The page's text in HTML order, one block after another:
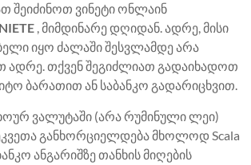
შეიძინოთ ვინეტი ონლაინ
, მიმდინარე დღიდან. ადრე, მისი
იყო ძალაში შესვლამდე არა
ადრე. თქვენ შეგიძლიათ გადაიხადოთ
ბარათით ან საბანკო გადარიცხვით.
ვალუტაში (არა რუმინული ლეი)
განხორციელდება მხოლოდ Scala
ანგარიშზე თანხის მიღების